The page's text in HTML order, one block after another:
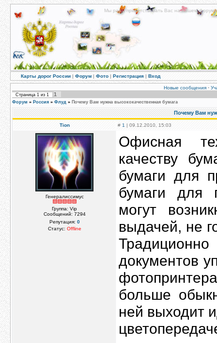
Мы рады приветствовать Вас на нашем
Карты дорог России | Форум | Фото | Регистрация | Вход
Новые сообщения·
Страница 1 из 1 1
Форум » Россия » Флуд » Почему Вам нужна высококачественная бумага
Почему Вам
Tion # 1 | 09.12.2010, 15:03
Генералиссимус
Группа: Vip
Сообщений: 7294
Репутация: 0
Статус: Offline
Офисная
качеству
бумаги для
бумаги для
могут
выдачей, не
документов
больше
ней выходит